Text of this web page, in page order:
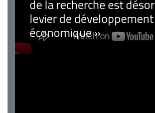
de la recherche est
levier de développement
économique »